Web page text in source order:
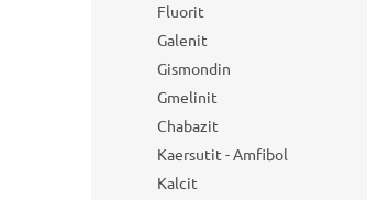
Fluorit
Galenit
Gismondin
Gmelinit
Chabazit
Kaersutit - Amfibol
Kalcit